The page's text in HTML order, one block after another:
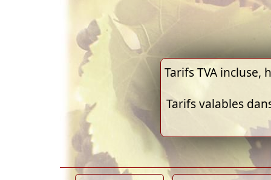
Tarifs TVA
Tarifs valables